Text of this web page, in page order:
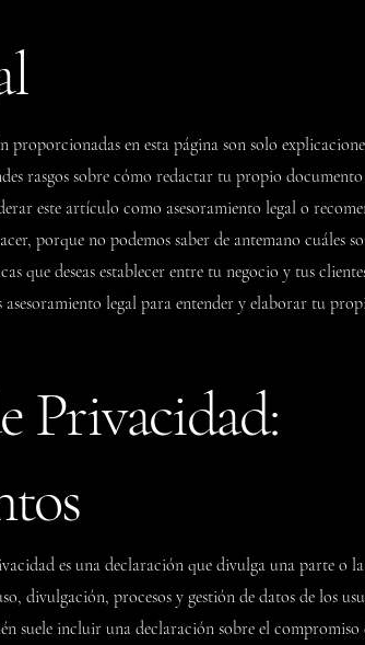
proporcionadas en esta página son solo
rasgos sobre cómo redactar tu propio
este artículo como asesoramiento legal o
porque no podemos saber de antemano cuáles
que deseas establecer entre tu negocio y tus
asesoramiento legal para entender y elaborar tu
Privacidad:
es una declaración que divulga una parte o
divulgación, procesos y gestión de datos de los
suele incluir una declaración sobre el